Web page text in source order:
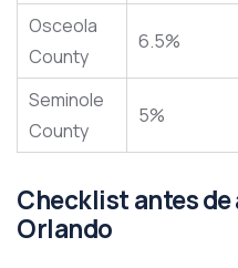
Osceola
County
6.5%
Seminole
County
5%
Checklist antes de
Orlando